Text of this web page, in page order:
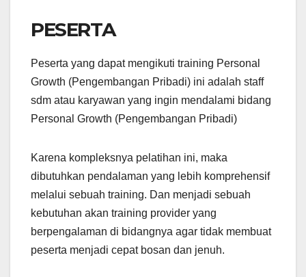
PESERTA
Peserta yang dapat mengikuti training Personal
Growth (Pengembangan Pribadi) ini adalah staff
sdm atau karyawan yang ingin mendalami bidang
Personal Growth (Pengembangan Pribadi)
Karena kompleksnya pelatihan ini, maka
dibutuhkan pendalaman yang lebih komprehensif
melalui sebuah training. Dan menjadi sebuah
kebutuhan akan training provider yang
berpengalaman di bidangnya agar tidak membuat
peserta menjadi cepat bosan dan jenuh.